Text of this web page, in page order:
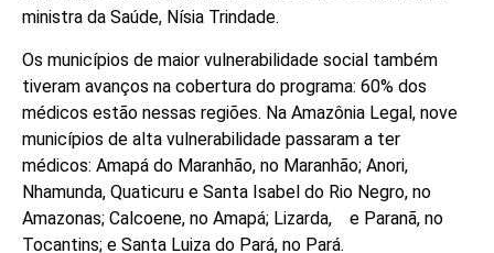
ministra da Saúde, Nísia Trindade.
Os municípios de maior vulnerabilidade social também
tiveram avanços na cobertura do programa: 60% dos
médicos estão nessas regiões. Na Amazônia Legal, nove
municípios de alta vulnerabilidade passaram a ter
médicos: Amapá do Maranhão, no Maranhão; Anori,
Nhamunda, Quaticuru e Santa Isabel do Rio Negro, no
Amazonas; Calcoene, no Amapá; Lizarda, e Paranã, no
Tocantins; e Santa Luiza do Pará, no Pará.